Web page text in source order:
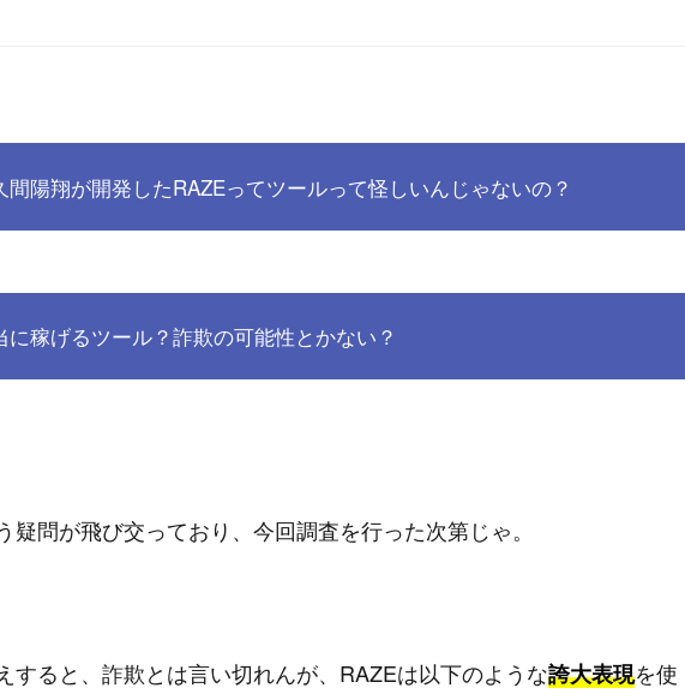
間陽翔が開発したRAZEってツールって怪しいんじゃないの？
に稼げるツール？詐欺の可能性とかない？
疑問が飛び交っており、今回調査を行った次第じゃ。
すると、詐欺とは言い切れんが、RAZEは以下のような誇大表現を使